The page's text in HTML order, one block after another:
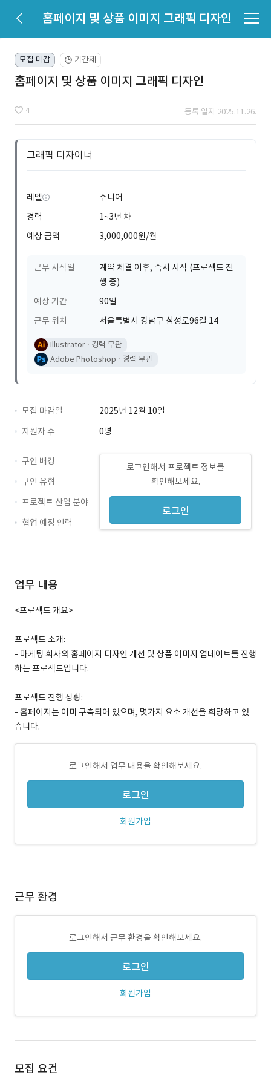
홈페이지 및 상품 이미지 그래픽 디자인
모집 마감 🕒 기간제
홈페이지 및 상품 이미지 그래픽 디자인
4 등록 일자 2025.11.26.
그래픽 디자이너
레벨
주니어
경력
1~3년 차
예상 금액
3,000,000원/월
근무 시작일
계약 체결 이후, 즉시 시작 (프로젝트 진
행 중)
예상 기간
90일
근무 위치
서울특별시 강남구 삼성로96길 14
Illustrator
경력 무관
Adobe Photoshop
경력 무관
모집 마감일
2025년 12월 10일
지원자 수
0명
로그인해서 프로젝트 정보를
확인해보세요.
로그인
구인 배경
구인 유형
프로젝트 산업 분야
협업 예정 인력
업무 내용
<프로젝트 개요>
프로젝트 소개:
- 마케팅 회사의 홈페이지 디자인 개선 및 상품 이미지 업데이트를 진행
하는 프로젝트입니다.
프로젝트 진행 상황:
- 홈페이지는 이미 구축되어 있으며, 몇가지 요소 개선을 희망하고 있
습니다.
로그인해서 업무 내용을 확인해보세요.
로그인
회원가입
근무 환경
로그인해서 근무 환경을 확인해보세요.
로그인
회원가입
모집 요건